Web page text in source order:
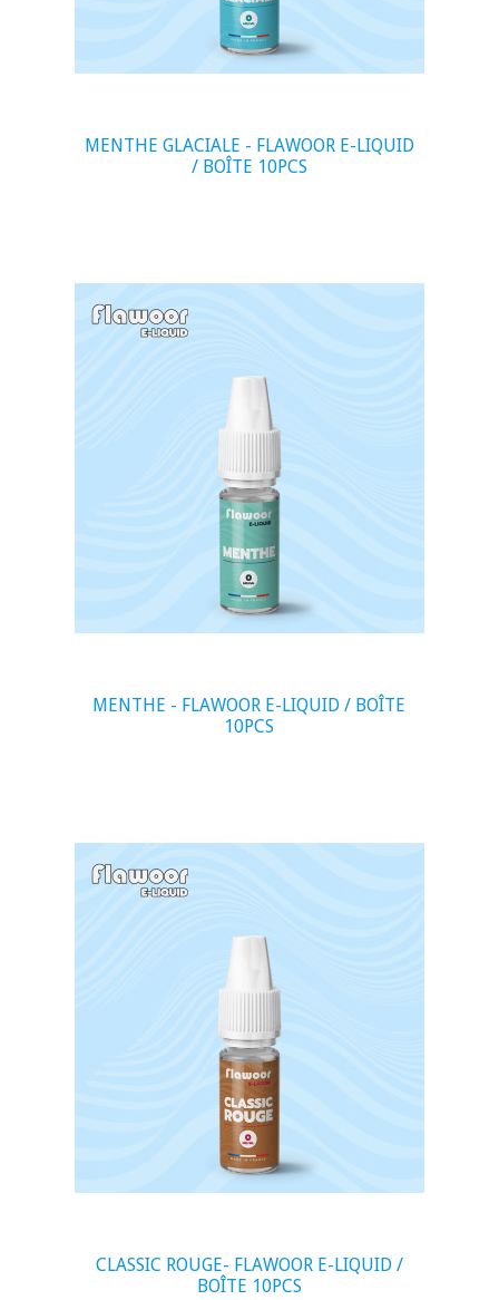
MENTHE GLACIALE - FLAWOOR E-LIQUID
/ BOÎTE 10PCS
MENTHE - FLAWOOR E-LIQUID / BOÎTE
10PCS
CLASSIC ROUGE- FLAWOOR E-LIQUID /
BOÎTE 10PCS